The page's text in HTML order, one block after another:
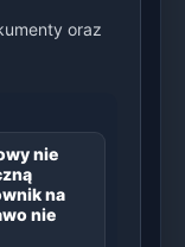
oraz
nie
na
nie